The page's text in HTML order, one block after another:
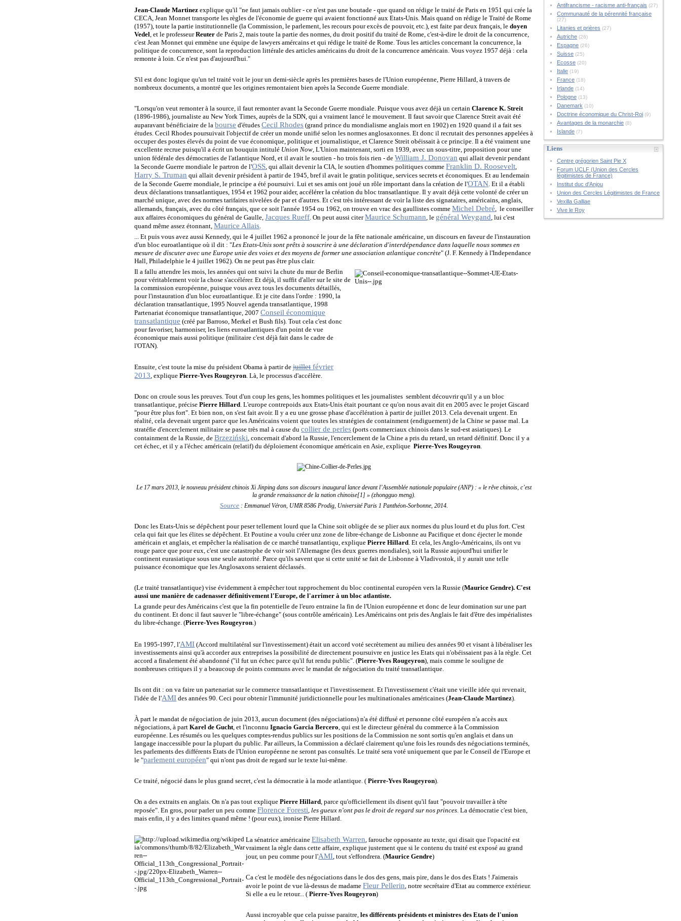
Jean-Claude Martinez explique qu'il "ne faut jamais oublier - ce n'est pas une boutade - que quand on rédige le traité de Paris en 1951 qui crée la
CECA, Jean Monnet transporte les règles de l'économie de guerre qui avaient fonctionné aux Etats-Unis. Mais quand on rédige le Traité de Rome
(1957), toute la partie institutionnelle (la Commission, le parlement, les recours pour excès de pouvoir, etc.), est faite par deux français, ledoyen
Vedel , et le professeurReuter de Paris 2, mais toute la partie des normes, du droit positif du traité de Rome, c'est-à-dire le droit de la concurrence,
c'est Jean Monnet qui emmène une équipe de lawyers amércains et qui rédige le traité de Rome. Tous les articles concernant la concurrence, la
politique de concurrence, sont la reproduction littérale des articles américains du droit de la concurrence américain. Vous voyez 1957 déjà : cela
remonte à loin. Ce n'est pas d'aujourd'hui."
S'il est donc logique qu'un tel traité voit le jour un demi-siècle après les premières bases de l'Union européenne, Pierre Hillard, à travers de
nombreux documents, a montré que les origines remontaient bien après la Seconde Guerre mondiale.
"Lorsqu'on veut remonter à la source, il faut remonter avant la Seconde Guerre mondiale. Puisque vous avez déjà un certainClarence K. Streit
(1896-1986), journaliste au New York Times, auprès de la SDN, qui a vraiment lancé le mouvement. Il faut savoir que Clarence Streit avait été
auparavant bénéficiaire de labourse d'étudesCecil Rhodes (grand prince du mondialisme anglais mort en 1902) en 1920 quand il a fait ses
études. Cecil Rhodes poursuivait l'objectif de créer un monde unifié selon les normes anglosaxonnes. Et donc il recrutait des personnes appelées à
occuper des postes élevés du point de vue économique, politique et journalistique, et Clarence Streit obéissait à ce principe. Il a été vraiment une
excellente recrue puisqu'il a écrit un bouquin intitulé Union Now , L'Union maintenant, sorti en 1939, avec un sous-titre, proposition pour une
union fédérale des démocraties de l'atlantique Nord, et il avait le soutien - ho trois fois rien - deWilliam J. Donovan qui allait devenir pendant
la Seconde Guerre mondiale le partron de l'OSS , qui allait devenir la CIA, le soutien d'hommes politiques commeFranklin D. Roosevelt
Harry S. Truman qui allait devenir président à partir de 1945, bref il avait le gratin politique, services secrets et économiques. Et au lendemain
de la Seconde Guerre mondiale, le principe a été poursuivi. Lui et ses amis ont joué un rôle important dans la création de l'OTAN . Et il a établi
deux déclarations transatlantiques, 1954 et 1962 pour aider, accélérer la création du bloc transatlantique. Il y avait déjà cette volonté de créer un
marché unique, avec des normes tarifaires nivelées de par et d'autres. Et c'est très intéressant de voir la liste des signataires, américains, anglais,
allemands, français, avec du côté français, que ce soit l'année 1954 ou 1962, on trouve en vrac des gaullistes commeMichel Debré , le conseiller
aux affaires économiques du général de Gaulle,Jacques Rueff . On peut aussi citerMaurice Schumann , le général Weygand , lui c'est
quand même assez étonnant,Maurice Allais
... Et puis vous avez aussi Kennedy, qui le 4 juillet 1962 a prononcé le jour de la fête nationale américaine, un discours en faveur de l'instauration
d'un bloc euroatlantique où il dit : "Les Etats-Unis sont prêts à souscrire à une déclaration d'interdépendance dans laquelle nous sommes en
mesure de discuter avec une Europe unie des voies et des moyens de former une association atlantique concrète" (J. F. Kennedy à l'Independance
Hall, Philadelphie le 4 juillet 1962). On ne peut pas être plus clair.
Il a fallu attendre les mois, les années qui ont suivi la chute du mur de Berlin
pour véritablement voir la chose s'accélérer. Et déjà, il suffit d'aller sur le site de
la commission européenne, puisque vous avez tous les documents détaillés,
pour l'instauration d'un bloc euroatlantique. Et je cite dans l'ordre : 1990, la
déclaration transatlantique, 1995 Nouvel agenda transatlantique, 1998
Partenariat économique transatlantique, 2007Conseil économique
transatlantique (créé par Barroso, Merkel et Bush fils). Tout cela c'est donc
pour favoriser, harmoniser, les liens euroatlantiques d'un point de vue
économique mais aussi politique (militaire c'est déjà fait dans le cadre de
l'OTAN).
Ensuite, c'est toute la mise du président Obama à partir dejuilletfévrier
2013 , explique Pierre-Yves Rougeyron . Là, le processus d'accélère.
Donc on croule sous les preuves. Tout d'un coup les gens, les hommes politiques et les journalistes semblent découvrir qu'il y a un bloc
transatlantique, précisePierre Hillard . L'europe contrepoids aux Etats-Unis était pourtant ce qu'on nous avait dit en 2005 avec le projet Giscard
"pour être plus fort". Et bien non, on s'est fait avoir. Il y a eu une grosse phase d'accélération à partir de juillet 2013. Cela devenait urgent. En
réalité, cela devenait urgent parce que les Américains voient que toutes les stratégies de containment (endiguement) de la Chine se passe mal. La
stratéfie d'encerclement militaire se passe très mal à cause ducollier de perles (ports commerciaux chinois dans le sud-est asiatiques). Le
containment de la Russie, deBrzeziński , concernait d'abord la Russie, l'encerclement de la Chine a pris du retard, un retard définitif. Donc il y a
cet échec, et il y a l'échec américain (relatif) du déploiement économique américain en Asie, explique Pierre-Yves Rougeyron
Le 17 mars 2013, le nouveau président chinois Xi Jinping dans son discours inaugural lance devant l’Assemblée nationale populaire (ANP) : « le rêve chinois, c’est
la grande renaissance de la nation chinoise[1] » (zhongguo meng).
Source : Emmanuel Véron, UMR 8586 Prodig, Université Paris 1 Panthéon-Sorbonne, 2014.
Donc les Etats-Unis se dépêchent pour peser tellement lourd que la Chine soit obligée de se plier aux normes du plus lourd et du plus fort. C'est
cela qui fait que les élites se dépêchent. Et Poutine a voulu créer unz zone de libre-échange de Lisbonne au Pacifique et donc éjecter le monde
américain et anglais, et empêcher la réalisation de ce marché transatlantiqu, expliquePierre Hillard . Et cela, les Anglo-Américains, ils ont vu
rouge parce que pour eux, c'est une catastrophe de voir soit l'Allemagne (les deux guerres mondiales), soit la Russie aujourd'hui unifier le
continent eurasiatique sous une seule autorité. Parce qu'ils savent que si cette unité se fait de Lisbonne à Vladivostok, il y aurait une telle
puissance économique que les Anglosaxons seraient déclassés.
(Le traité transatlantique) vise évidemment à empêcher tout rapprochement du bloc continental européen vers la Russie (Maurice Gendre). C'est
aussi une manière de cadenasser définitivement l'Europe, de l'arrimer à un bloc atlantiste.
La grande peur des Américains c'est que la fin potentielle de l'euro entraine la fin de l'Union européenne et donc de leur domination sur une part
du continent. Et donc il faut sauver le "libre-échange" (sous contrôle américain). Les Américains ont pris des Anglais le fait d'être des impérialistes
du libre-échange. (Pierre-Yves Rougeyron .)
En 1995-1997, l'AMI (Accord multilatéral sur l'investissement) était un accord voté secrètement au milieu des années 90 et visant à libéraliser les
investissements ainsi qu'à accorder aux entreprises la possibilité de directement poursuivre en justice les Etats qui n'obéissaient pas à la règle. Cet
accord a finalement été abandonné ("il fut un échec parce qu'il fut rendu public". (Pierre-Yves Rougeyron), mais comme le souligne de
nombreuses critiques il y a beaucoup de points communs avec le mandat de négociation du traité transatlantique.
Ils ont dit : on va faire un partenariat sur le commerce transatlantique et l'investissement. Et l'investissement c'était une vieille idée qui revenait,
l'idée de l'AMI des années 90. Ceci pour obtenir l'immunité juridictionnelle pour les multinationales américaines (Jean-Claude Martinez)
À part le mandat de négociation de juin 2013, aucun document (des négociations) n'a été diffusé et personne côté européen n'a accès aux
négociations, à partKarel de Gucht , et l'inconnuIgnacio Garcia Bercero , qui est le directeur général du commerce à la Commission
européenne. Les résumés ou les quelques comptes-rendus publics sur les positions de la Commission ne sont sortis qu'en anglais et dans un
langage inaccessible pour la plupart du public. Par ailleurs, la Commission a déclaré clairement qu'une fois les rounds des négociations terminés,
les parlements des différents Etats de l'Union européenne ne seront pas consultés. Le traité sera voté uniquement que par le Conseil de l'Europe et
le "parlement européen" qui n'ont pas droit de regard sur le texte lui-même.
Ce traité, négocié dans le plus grand secret, c'est la démocratie à la mode atlantique. ( Pierre-Yves Rougeyron).
On a des extraits en anglais. On n'a pas tout expliquePierre Hillard , parce qu'officiellement ils disent qu'il faut "pouvoir travailler à tête
reposée". En gros, pour parler un peu commeFlorence Foresti les gueux n'ont pas le droit de regard sur nos princes . La démocratie c'est bien,
mais enfin, il y a des limites quand même ! (pour eux), ironise Pierre Hillard.
La sénatrice américaineElisabeth Warren , farouche opposante au texte, qui disait que l'opacité est
vraiment la règle dans cette affaire, explique justement que si le contenu du traité est exposé au grand
jour, un peu comme pour l'AMI , tout s'effondrera. (Maurice Gendre)
Ca c'est le modèle des négociations dans le dos des gens, mais pire, dans le dos des Etats ! J'aimerais
avoir le point de vue là-dessus de madameFleur Pellerin , notre secrétaire d'Etat au commerce extérieur.
Si elle a eu le retour...
( Pierre-Yves Rougeyron)
Aussi incroyable que cela puisse paraitre,les différents présidents et ministres des Etats de l'union
Antifrancisme - racisme anti-français (27)
Communauté de la pérennité française
(27)
Litanies et prières (27)
Autriche(26)
Espagne(26)
Suisse(25)
Ecosse(20)
Italie(19)
France(18)
Irlande(14)
Pologne(13)
Danemark (10)
Doctrine économique du Christ-Roi(9)
Avantages de la monarchie(8)
Islande(7)
Liens
Centre grégorien Saint Pie X
Forum UCLF (Union des Cercles
légitimistes de France)
Institut duc d'Anjou
Union des Cercles Légitimistes de France
Vexilla Galliae
Vive le Roy